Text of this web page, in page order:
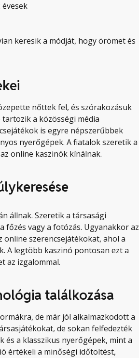
évesek
keresik a módját, hogy örömet és
nőttek fel, és szórakozásuk
a közösségi média
is egyre népszerűbbek
nyerőgépek. A fiatalok szeretik a
online kaszinók kínálnak.
állnak. Szeretik a társasági
főzés vagy a fotózás. Ugyanakkor az
online szerencsejátékokat, ahol a
A legtöbb kaszinó pontosan ezt a
az izgalommal.
találkozása
de már jól alkalmazkodott a
de sokan felfedezték
és a klasszikus nyerőgépek, mint a
értékeli a minőségi időtöltést,